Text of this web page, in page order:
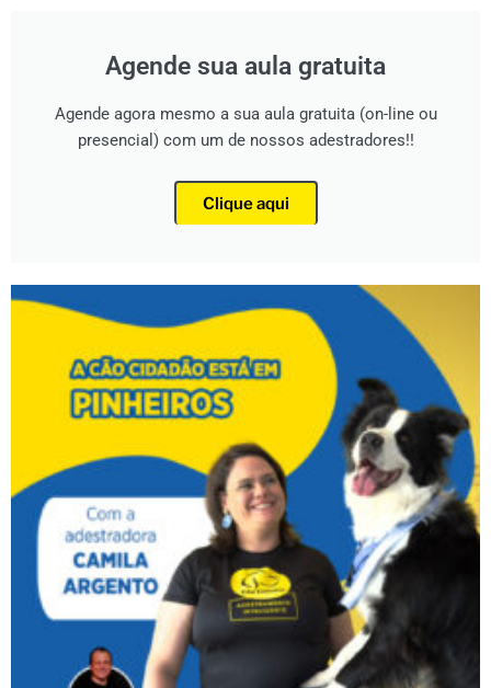
Agende sua aula gratuita
Agende agora mesmo a sua aula gratuita (on-line ou
presencial) com um de nossos adestradores!!
Clique aqui